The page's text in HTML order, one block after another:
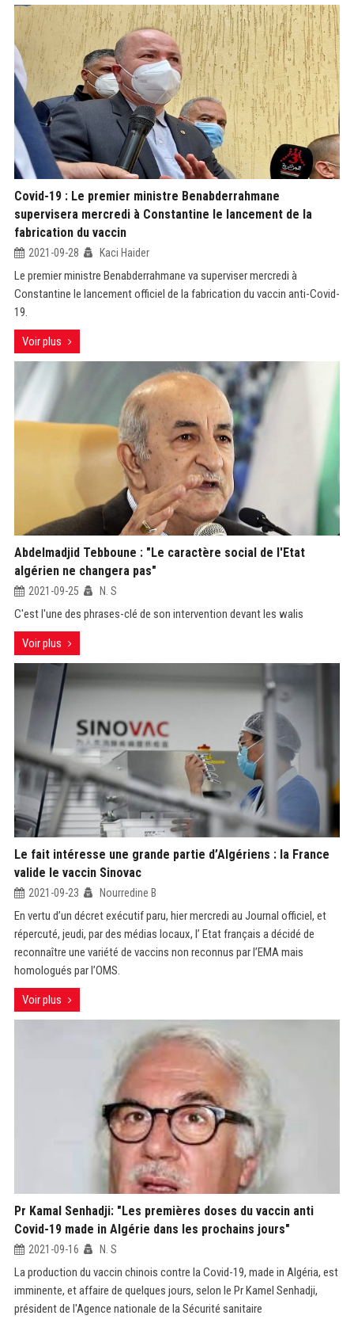
Covid-19 : Le premier ministre Benabderrahmane
supervisera mercredi à Constantine le lancement de la
fabrication du vaccin
2021-09-28 Kaci Haider
Le premier ministre Benabderrahmane va superviser mercredi à
Constantine le lancement officiel de la fabrication du vaccin anti-Covid-
19.
Voir plus
Abdelmadjid Tebboune : "Le caractère social de l'Etat
algérien ne changera pas"
2021-09-25 N. S
C'est l'une des phrases-clé de son intervention devant les walis
Voir plus
Le fait intéresse une grande partie d’Algériens : la France
valide le vaccin Sinovac
2021-09-23 Nourredine B
En vertu d’un décret exécutif paru, hier mercredi au Journal officiel, et
répercuté, jeudi, par des médias locaux, l’ Etat français a décidé de
reconnaître une variété de vaccins non reconnus par l’EMA mais
homologués par l’OMS.
Voir plus
Pr Kamal Senhadji: "Les premières doses du vaccin anti
Covid-19 made in Algérie dans les prochains jours"
2021-09-16 N. S
La production du vaccin chinois contre la Covid-19, made in Algéria, est
imminente, et affaire de quelques jours, selon le Pr Kamel Senhadji,
président de l'Agence nationale de la Sécurité sanitaire